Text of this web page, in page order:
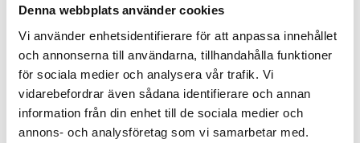
Denna webbplats använder cookies
Vi använder enhetsidentifierare för att anpassa innehållet
och annonserna till användarna, tillhandahålla funktioner
för sociala medier och analysera vår trafik. Vi
vidarebefordrar även sådana identifierare och annan
information från din enhet till de sociala medier och
annons- och analysföretag som vi samarbetar med.